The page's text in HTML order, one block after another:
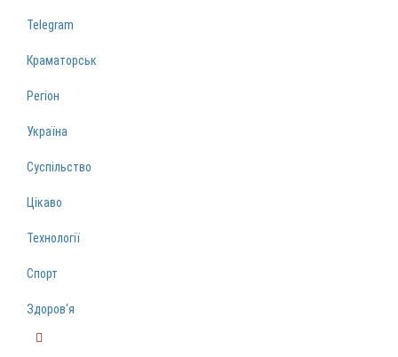
Telegram
Краматорськ
Регіон
Україна
Суспільство
Цікаво
Технології
Спорт
Здоров‘я